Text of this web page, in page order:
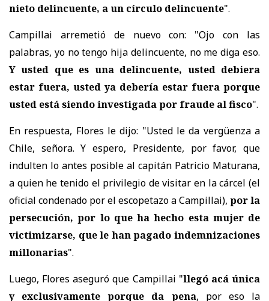
nieto delincuente, a un círculo delincuente".
Campillai arremetió de nuevo con: "Ojo con las
palabras, yo no tengo hija delincuente, no me diga eso.
Y usted que es una delincuente, usted debiera
estar fuera, usted ya debería estar fuera porque
usted está siendo investigada por fraude al fisco".
En respuesta, Flores le dijo: "Usted le da vergüenza a
Chile, señora. Y espero, Presidente, por favor, que
indulten lo antes posible al capitán Patricio Maturana,
a quien he tenido el privilegio de visitar en la cárcel (el
oficial condenado por el escopetazo a Campillai), por la
persecución, por lo que ha hecho esta mujer de
victimizarse, que le han pagado indemnizaciones
millonarias".
Luego, Flores aseguró que Campillai "llegó acá única
y exclusivamente porque da pena, por eso la